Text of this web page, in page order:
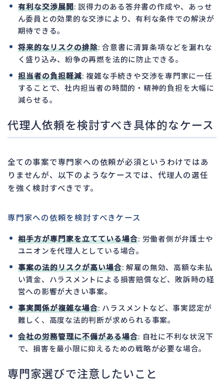
有利な交渉展開: 説得力のある答弁書の作成や、あっせ
ん委員との効果的な交渉により、有利な条件での解決が
期待できる。
将来的なリスクの排除: 合意書に清算条項などを漏れな
く盛り込み、紛争の再燃を法的に防止できる。
担当者の負担軽減: 複雑な手続きや交渉を専門家に一任
することで、社内担当者の時間的・精神的負担を大幅に
減らせる。
代理人依頼を検討すべき具体的なケース
全ての事案で専門家への依頼が必須というわけではあ
りませんが、以下のようなケースでは、代理人の選任
を強く検討すべきです。
専門家への依頼を検討すべきケース
相手方が専門家を立てている場合: 労働者側が弁護士や
ユニオンを代理人としている場合。
事案の法的リスクが高い場合: 解雇の無効、高額な未払
い賃金、ハラスメントによる損害賠償など、敗訴時の経
営への影響が大きい事案。
事実関係が複雑な場合: ハラスメントなど、事実認定が
難しく、高度な法的判断が求められる事案。
会社の労務管理に不備がある場合: 自社に不利な状況下
で、損害を最小限に抑えるための戦略が必要な場合。
専門家選びで注意したいこと